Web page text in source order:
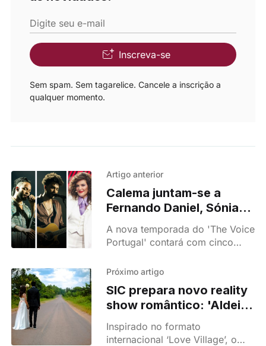
Digite seu e-mail
Inscreva-se
Sem spam. Sem tagarelice. Cancele a inscrição a
qualquer momento.
Artigo anterior
Calema juntam-se a
Fernando Daniel, Sónia
Tavares e Sara Correia
no novo 'The Voice
Portugal'
A nova temporada do 'The Voice
Portugal' contará com cinco
novidade, juntando-se a
e Sara Correia.
Próximo artigo
SIC prepara novo reality
show romântico: 'Aldeia
do Amor' estreia em
setembro
Inspirado no formato
internacional ‘Love Village’, o